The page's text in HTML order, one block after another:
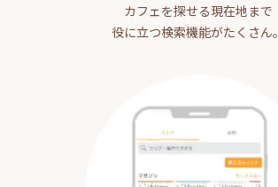
カフェを探せる現在地まで
役に立つ検索機能がたくさん。